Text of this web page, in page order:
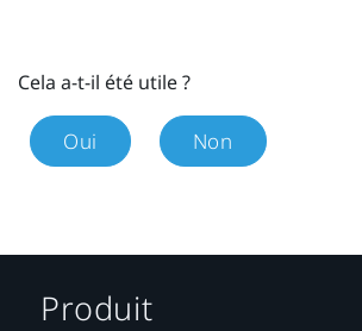
Cela a-t-il été utile ?
Oui Non
Produit